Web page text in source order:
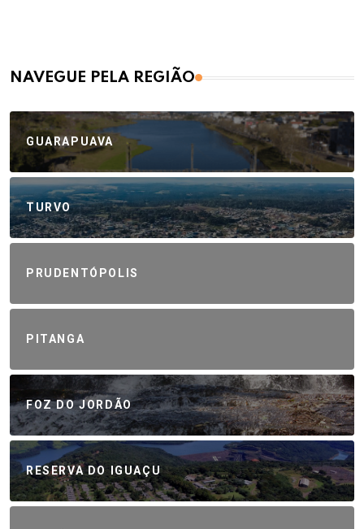
NAVEGUE PELA REGIÃO
GUARAPUAVA
TURVO
PRUDENTÓPOLIS
PITANGA
FOZ DO JORDÃO
RESERVA DO IGUAÇU